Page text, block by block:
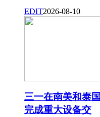
EDIT2026-08-10
三一在南美和泰国
完成重大设备交